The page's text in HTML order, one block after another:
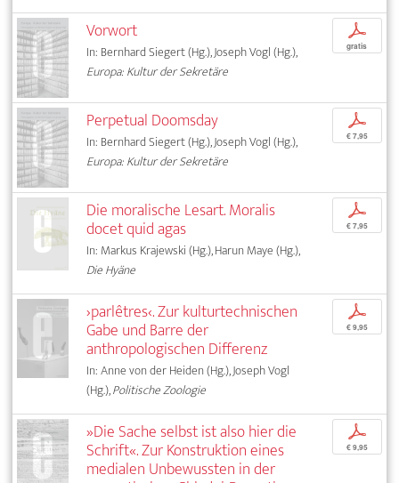
Vorwort
In: Bernhard Siegert (Hg.), Joseph Vogl (Hg.),
Europa: Kultur der Sekretäre
p
gratis
Perpetual Doomsday
In: Bernhard Siegert (Hg.), Joseph Vogl (Hg.),
Europa: Kultur der Sekretäre
p
€ 7,95
Die moralische Lesart. Moralis
docet quid agas
In: Markus Krajewski (Hg.), Harun Maye (Hg.),
Die Hyäne
p
€ 7,95
›parlêtres‹. Zur kulturtechnischen
Gabe und Barre der
anthropologischen Differenz
In: Anne von der Heiden (Hg.), Joseph Vogl
(Hg.),Politische Zoologie
p
€ 9,95
»Die Sache selbst ist also hier die
Schrift«. Zur Konstruktion eines
medialen Unbewussten in der
p
€ 9,95